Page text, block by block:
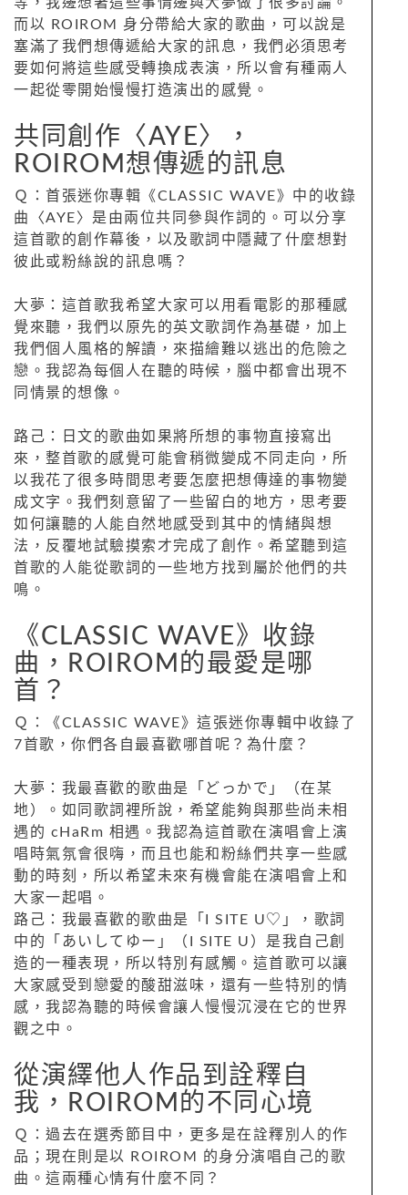
而以 ROIROM 身分帶給大家的歌曲，可以說是
塞滿了我們想傳遞給大家的訊息，我們必須思考
要如何將這些感受轉換成表演，所以會有種兩人
一起從零開始慢慢打造演出的感覺。
共同創作〈AYE〉，
ROIROM想傳遞的訊息
Ｑ：首張迷你專輯《CLASSIC WAVE》中的收錄
曲〈AYE〉是由兩位共同參與作詞的。可以分享
這首歌的創作幕後，以及歌詞中隱藏了什麼想對
彼此或粉絲說的訊息嗎？
大夢：這首歌我希望大家可以用看電影的那種感
覺來聽，我們以原先的英文歌詞作為基礎，加上
我們個人風格的解讀，來描繪難以逃出的危險之
戀。我認為每個人在聽的時候，腦中都會出現不
同情景的想像。
路己：日文的歌曲如果將所想的事物直接寫出
來，整首歌的感覺可能會稍微變成不同走向，所
以我花了很多時間思考要怎麼把想傳達的事物變
成文字。我們刻意留了一些留白的地方，思考要
如何讓聽的人能自然地感受到其中的情緒與想
法，反覆地試驗摸索才完成了創作。希望聽到這
首歌的人能從歌詞的一些地方找到屬於他們的共
鳴。
《CLASSIC WAVE》收錄
曲，ROIROM的最愛是哪
首？
Ｑ：《CLASSIC WAVE》這張迷你專輯中收錄了
7首歌，你們各自最喜歡哪首呢？為什麼？
大夢：我最喜歡的歌曲是「どっかで」（在某
地）。如同歌詞裡所說，希望能夠與那些尚未相
遇的 cHaRm 相遇。我認為這首歌在演唱會上演
唱時氣氛會很嗨，而且也能和粉絲們共享一些感
動的時刻，所以希望未來有機會能在演唱會上和
大家一起唱。
路己：我最喜歡的歌曲是「I SITE U♡」，歌詞
中的「あいしてゆー」（I SITE U）是我自己創
造的一種表現，所以特別有感觸。這首歌可以讓
大家感受到戀愛的酸甜滋味，還有一些特別的情
感，我認為聽的時候會讓人慢慢沉浸在它的世界
觀之中。
從演繹他人作品到詮釋自
我，ROIROM的不同心境
Ｑ：過去在選秀節目中，更多是在詮釋別人的作
品；現在則是以 ROIROM 的身分演唱自己的歌
曲。這兩種心情有什麼不同？